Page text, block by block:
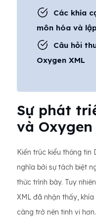
Các khía
môn hóa và
Câu hỏi
Oxygen XML
Sự phát
và Oxygen
Kiến trúc kiểu thông tin
nghĩa bởi sự tách biệt
thức trình bày. Tuy
XML đã nhận thấy,
càng trở nên tinh vi